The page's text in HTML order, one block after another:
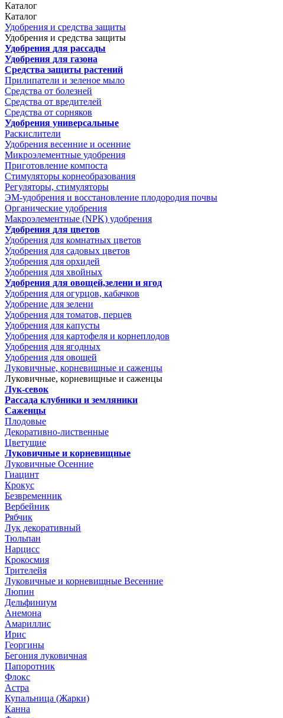
Каталог
Каталог
Удобрения и средства защиты
Удобрения и средства защиты
Удобрения для рассады
Удобрения для газона
Средства защиты растений
Прилипатели и зеленое мыло
Средства от болезней
Средства от вредителей
Средства от сорняков
Удобрения универсальные
Раскислители
Удобрения весенние и осенние
Микроэлементные удобрения
Приготовление компоста
Стимуляторы корнеобразования
Регуляторы, стимуляторы
ЭМ-удобрения и восстановление плодородия почвы
Органические удобрения
Макроэлементные (NPK) удобрения
Удобрения для цветов
Удобрения для комнатных цветов
Удобрения для садовых цветов
Удобрения для орхидей
Удобрения для хвойных
Удобрения для овощей,зелени и ягод
Удобрения для огурцов, кабачков
Удобрение для зелени
Удобрения для томатов, перцев
Удобрения для капусты
Удобрения для картофеля и корнеплодов
Удобрения для ягодных
Удобрения для овощей
Луковичные, корневищные и саженцы
Луковичные, корневищные и саженцы
Лук-севок
Рассада клубники и земляники
Саженцы
Плодовые
Декоративно-лиственные
Цветущие
Луковичные и корневищные
Луковичные Осенние
Гиацинт
Крокус
Безвременник
Вербейник
Рябчик
Лук декоративный
Тюльпан
Нарцисс
Крокосмия
Трителейя
Луковичные и корневищные Весенние
Люпин
Дельфиниум
Анемона
Амариллис
Ирис
Георгины
Бегония луковичная
Папоротник
Флокс
Астра
Купальница (Жарки)
Канна